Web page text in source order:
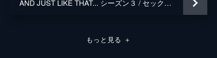
AND JUST LIKE THAT... シーズン３ / セックス・アンド・ザ・シティ新章
もっと見る ＋